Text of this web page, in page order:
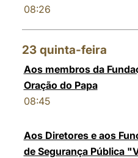
08:26
23 quinta-feira
Aos membros da
Oração do Papa
08:45
Aos Diretores e aos
de Segurança Pública